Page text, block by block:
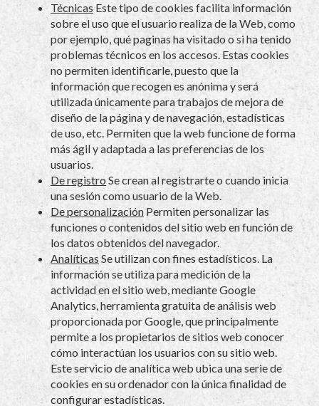
TécnicasEste tipo de cookies facilita información
sobre el uso que el usuario realiza de la Web, como
por ejemplo, qué paginas ha visitado o si ha tenido
problemas técnicos en los accesos. Estas cookies
no permiten identificarle, puesto que la
información que recogen es anónima y será
utilizada únicamente para trabajos de mejora de
diseño de la página y de navegación, estadísticas
de uso, etc. Permiten que la web funcione de forma
más ágil y adaptada a las preferencias de los
usuarios.
De registroSe crean al registrarte o cuando inicia
una sesión como usuario de la Web.
De personalizaciónPermiten personalizar las
funciones o contenidos del sitio web en función de
los datos obtenidos del navegador.
Analíticas Se utilizan con fines estadísticos. La
información se utiliza para medición de la
actividad en el sitio web, mediante Google
Analytics, herramienta gratuita de análisis web
proporcionada por Google, que principalmente
permite a los propietarios de sitios web conocer
cómo interactúan los usuarios con su sitio web.
Este servicio de analítica web ubica una serie de
cookies en su ordenador con la única finalidad de
configurar estadísticas.